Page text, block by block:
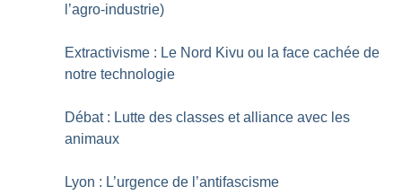
l’agro-industrie)
Extractivisme : Le Nord Kivu ou la face cachée de
notre technologie
Débat : Lutte des classes et alliance avec les
animaux
Lyon : L’urgence de l’antifascisme